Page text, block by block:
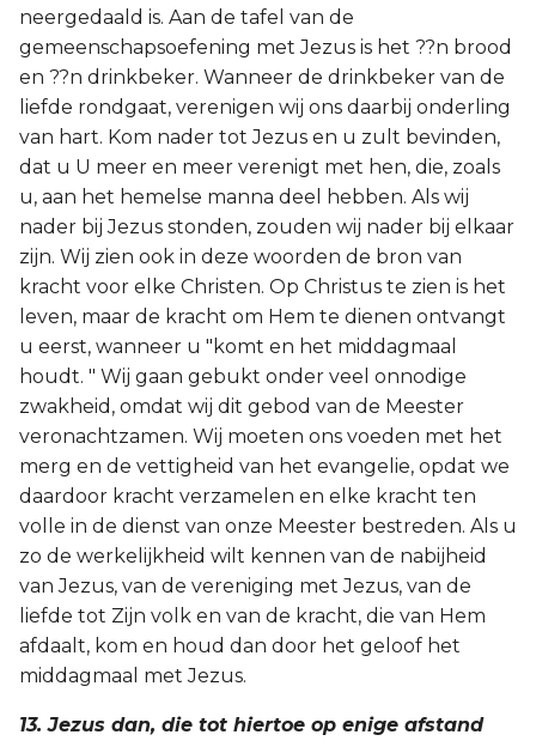
neergedaald is. Aan de tafel van de
gemeenschapsoefening met Jezus is het ??n brood
en ??n drinkbeker. Wanneer de drinkbeker van de
liefde rondgaat, verenigen wij ons daarbij onderling
van hart. Kom nader tot Jezus en u zult bevinden,
dat u U meer en meer verenigt met hen, die, zoals
u, aan het hemelse manna deel hebben. Als wij
nader bij Jezus stonden, zouden wij nader bij elkaar
zijn. Wij zien ook in deze woorden de bron van
kracht voor elke Christen. Op Christus te zien is het
leven, maar de kracht om Hem te dienen ontvangt
u eerst, wanneer u "komt en het middagmaal
houdt. " Wij gaan gebukt onder veel onnodige
zwakheid, omdat wij dit gebod van de Meester
veronachtzamen. Wij moeten ons voeden met het
merg en de vettigheid van het evangelie, opdat we
daardoor kracht verzamelen en elke kracht ten
volle in de dienst van onze Meester bestreden. Als u
zo de werkelijkheid wilt kennen van de nabijheid
van Jezus, van de vereniging met Jezus, van de
liefde tot Zijn volk en van de kracht, die van Hem
afdaalt, kom en houd dan door het geloof het
middagmaal met Jezus.
13. Jezus dan, die tot hiertoe op enige afstand